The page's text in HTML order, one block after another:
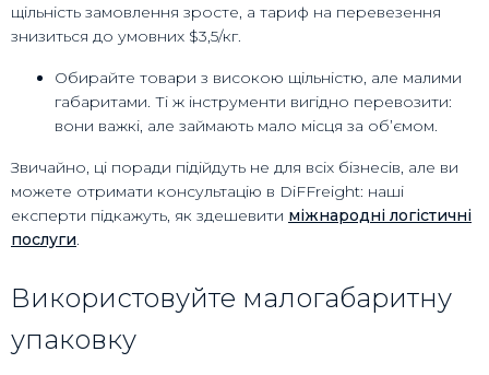
щільність замовлення зросте, а тариф на перевезення
знизиться до умовних $3,5/кг.
Обирайте товари з високою щільністю, але малими
габаритами. Ті ж інструменти вигідно перевозити:
вони важкі, але займають мало місця за об’ємом.
Звичайно, ці поради підійдуть не для всіх бізнесів, але ви
можете отримати консультацію в DiFFreight: наші
експерти підкажуть, як здешевити міжнародні логістичні
послуги.
Використовуйте малогабаритну
упаковку